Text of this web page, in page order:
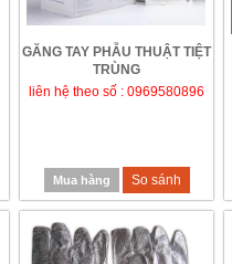
GĂNG TAY PHẪU THUẬT TIỆT
TRÙNG
liên hệ theo số : 0969580896
Mua hàng So sánh